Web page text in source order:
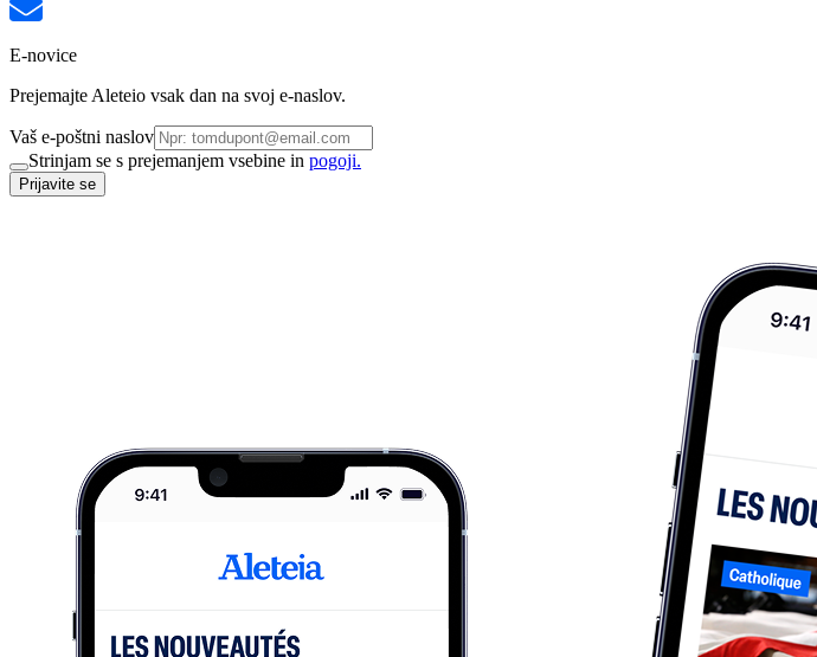
E-novice
Prejemajte Aleteio vsak dan na svoj e-naslov.
Vaš e-poštni naslov
Strinjam se s prejemanjem vsebine in pogoji.
Prijavite se